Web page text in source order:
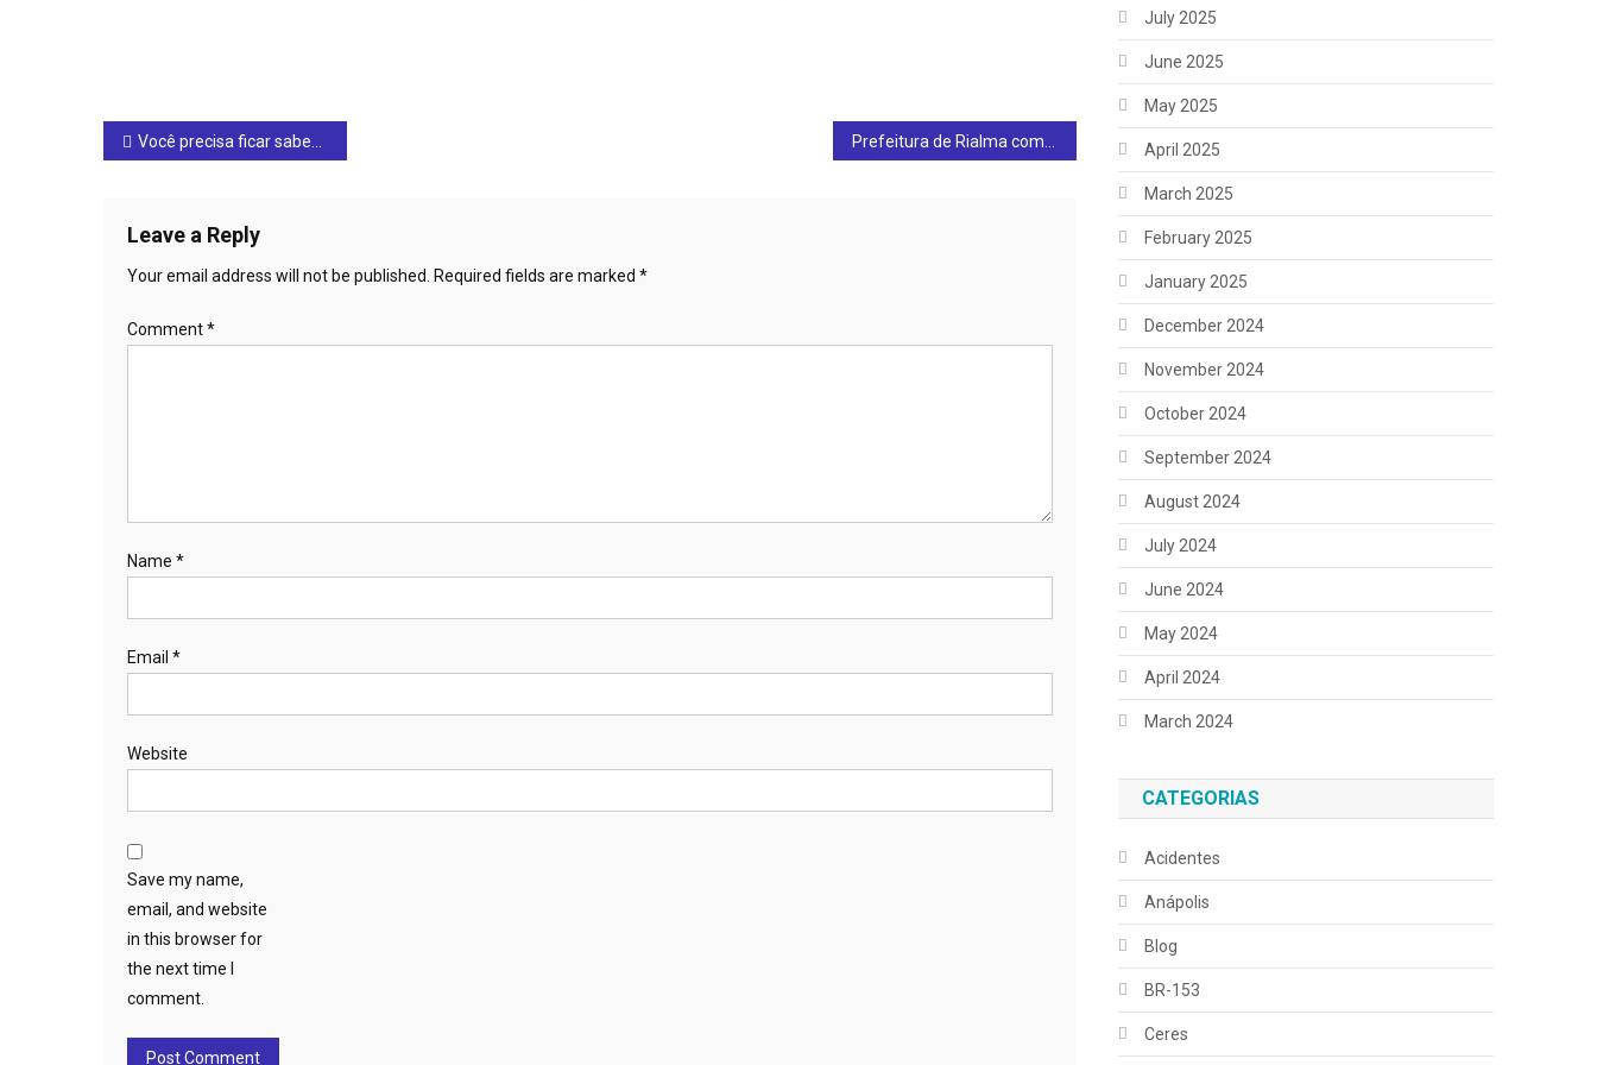
Post
Você precisa ficar sabendo: Prefeitura de Ceres está realizando diversas obras de infraestrutura por toda a cidade Prefeitura de Rialma comunica que está acontecendo a vacinação contra a poliomielite: proteja seu filho
Leave a Reply
Your email address will not be published. Required fields are marked *
Comment*
Name *
Email *
Website
Save my name,
email, and website
in this browser for
the next time I
comment.
July 2025
June 2025
May 2025
April 2025
March 2025
February 2025
January 2025
December 2024
November 2024
October 2024
September 2024
August 2024
July 2024
June 2024
May 2024
April 2024
March 2024
CATEGORIAS
Acidentes
Anápolis
Blog
BR-153
Ceres